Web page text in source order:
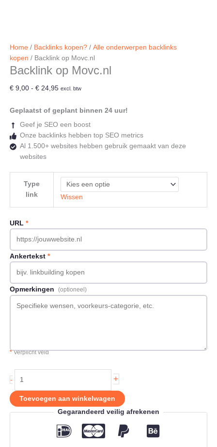
Home / Backlinks kopen? / Alle onderwerpen backlinks
kopen / Backlink op Movc.nl
Backlink op Movc.nl
€ 9,00 - € 24,95Prijsklasse:
tot
excl. btw
Geplaatst of geplant binnen 24 uur!
Geef je SEO een boost
Onze backlinks hebben top SEO metrics
Al 1.500+ websites hebben gebruik gemaakt van deze
websites
Type
link
Wissen
URL *
Ankertekst *
Opmerkingen (optioneel)
*Verplicht veld
-
Movc.nl
aantal
+
Toevoegen aan winkelwagen
Gegarandeerd veilig afrekenen